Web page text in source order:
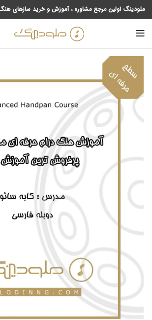
ملودینگ اولین مرجع مشاوره ، آموزش و خرید سازهای